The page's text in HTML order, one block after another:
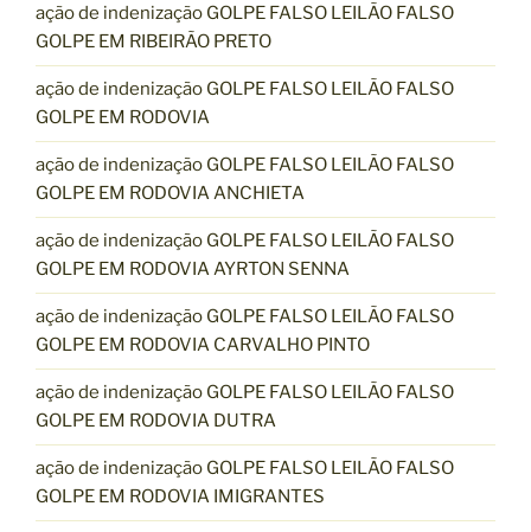
ação de indenização GOLPE FALSO LEILÃO FALSO
GOLPE EM RIBEIRÃO PRETO
ação de indenização GOLPE FALSO LEILÃO FALSO
GOLPE EM RODOVIA
ação de indenização GOLPE FALSO LEILÃO FALSO
GOLPE EM RODOVIA ANCHIETA
ação de indenização GOLPE FALSO LEILÃO FALSO
GOLPE EM RODOVIA AYRTON SENNA
ação de indenização GOLPE FALSO LEILÃO FALSO
GOLPE EM RODOVIA CARVALHO PINTO
ação de indenização GOLPE FALSO LEILÃO FALSO
GOLPE EM RODOVIA DUTRA
ação de indenização GOLPE FALSO LEILÃO FALSO
GOLPE EM RODOVIA IMIGRANTES